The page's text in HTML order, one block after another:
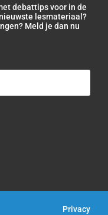
debattips voor in de
lesmateriaal?
Meld je dan nu
Privacy